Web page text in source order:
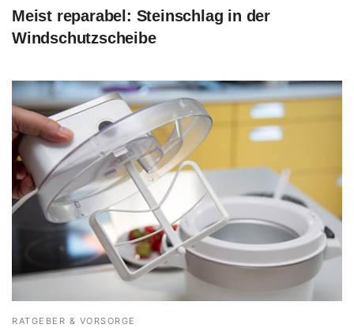
Meist reparabel: Steinschlag in der
Windschutzscheibe
RATGEBER & VORSORGE